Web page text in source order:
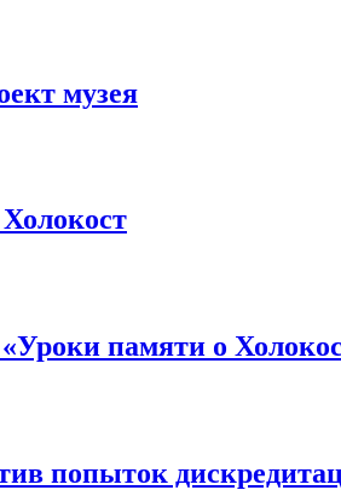
музея
памяти о
попыток